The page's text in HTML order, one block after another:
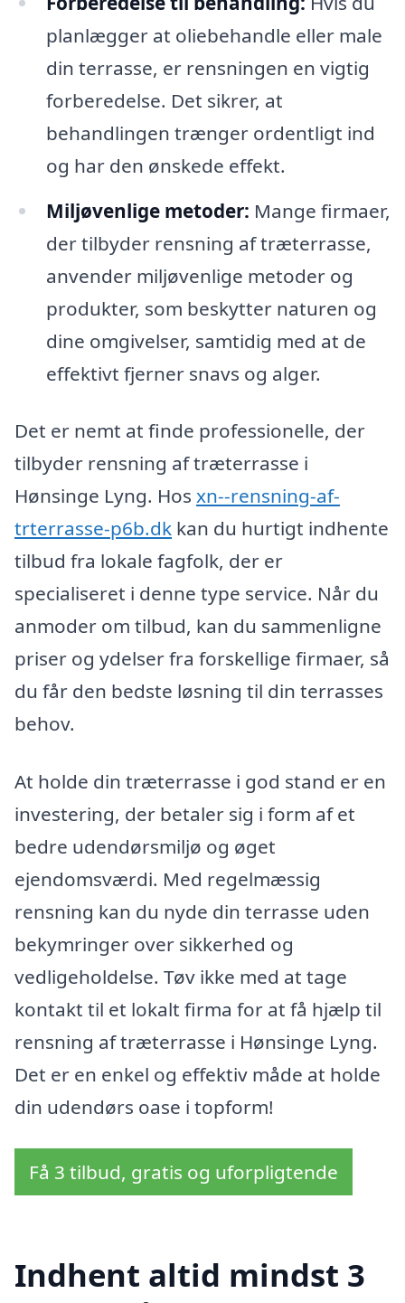
planlægger at oliebehandle eller male
din terrasse, er rensningen en vigtig
forberedelse. Det sikrer, at
behandlingen trænger ordentligt ind
og har den ønskede effekt.
Miljøvenlige metoder: Mange firmaer,
der tilbyder rensning af træterrasse,
anvender miljøvenlige metoder og
produkter, som beskytter naturen og
dine omgivelser, samtidig med at de
effektivt fjerner snavs og alger.
Det er nemt at finde professionelle, der
tilbyder rensning af træterrasse i
Hønsinge Lyng. Hos xn--rensning-af-
trterrasse-p6b.dk kan du hurtigt indhente
tilbud fra lokale fagfolk, der er
specialiseret i denne type service. Når du
anmoder om tilbud, kan du sammenligne
priser og ydelser fra forskellige firmaer, så
du får den bedste løsning til din terrasses
behov.
At holde din træterrasse i god stand er en
investering, der betaler sig i form af et
bedre udendørsmiljø og øget
ejendomsværdi. Med regelmæssig
rensning kan du nyde din terrasse uden
bekymringer over sikkerhed og
vedligeholdelse. Tøv ikke med at tage
kontakt til et lokalt firma for at få hjælp til
rensning af træterrasse i Hønsinge Lyng.
Det er en enkel og effektiv måde at holde
din udendørs oase i topform!
Få 3 tilbud, gratis og uforpligtende
Indhent altid mindst 3